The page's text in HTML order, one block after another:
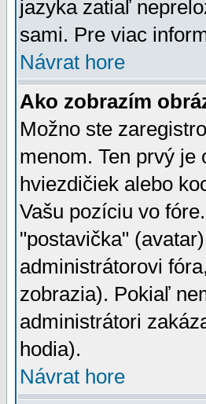
jazyka zatiaľ
sami. Pre viac
Návrat hore
Ako zobrazím
Možno ste
menom. Ten prvý je
hviezdičiek alebo
Vašu pozíciu vo
"postavička"
administrátorovi
zobrazia). Pokiaľ
administrátori
hodia).
Návrat hore